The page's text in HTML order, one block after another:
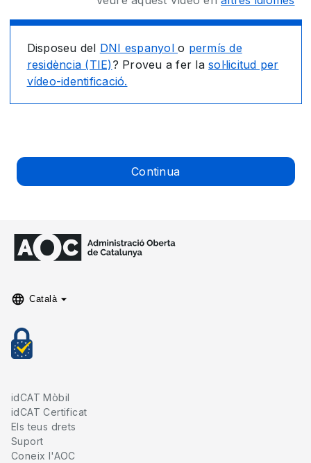
Disposeu del DNI espanyol o permís de
residència (TIE)? Proveu a fer la sol·licitud per
vídeo-identificació.
Continua
language Catalàarrow_drop_down
idCAT Mòbil
idCAT Certificat
Els teus drets
Suport
Coneix l'AOC